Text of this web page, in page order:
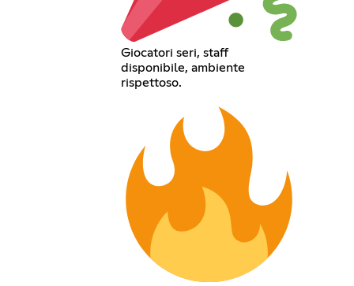
Giocatori seri, staff
disponibile, ambiente
rispettoso.